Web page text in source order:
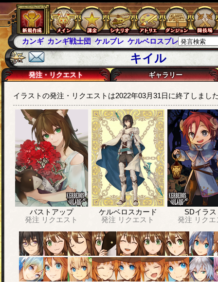
カンギ カンギ戦士団 ケルブレ ケルベロスブレイド スパ
キイル
発注・リクエスト ギャラリー
イラストの発注・リクエストは2022年03月31日に終了しまし
バストアップ
発注 リクエスト
ケルベロスカード
発注 リクエスト
SDイラス
発注 リク